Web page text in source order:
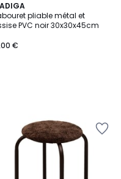
pliable métal et
PVC noir 30x30x45cm
€